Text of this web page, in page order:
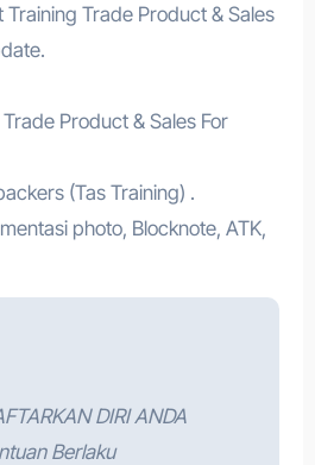
Trade Product & Sales
Product & Sales For
(Tas Training) .
photo, Blocknote, ATK,
DIRI ANDA
Berlaku